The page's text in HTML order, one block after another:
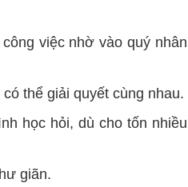
việc nhờ vào quý nhân
thể giải quyết cùng nhau.
học hỏi, dù cho tốn nhiều
giãn.